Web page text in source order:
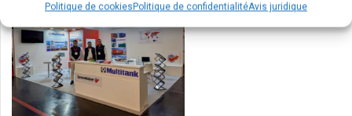
Politique de cookiesPolitique de confidentialitéAvis juridique